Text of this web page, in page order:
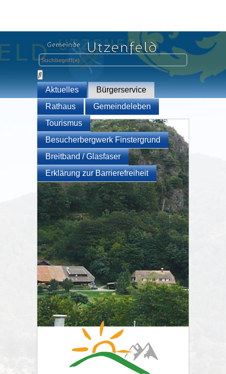
Aktuelles
Bürgerservice
Rathaus
Gemeindeleben
Tourismus
Besucherbergwerk Finstergrund
Breitband / Glasfaser
Erklärung zur Barrierefreiheit